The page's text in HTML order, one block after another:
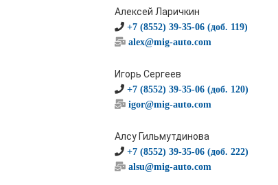
Алексей Ларичкин
+7 (8552) 39-35-06 (доб. 119)
alex@mig-auto.com
Игорь Сергеев
+7 (8552) 39-35-06 (доб. 120)
igor@mig-auto.com
Алсу Гильмутдинова
+7 (8552) 39-35-06 (доб. 222)
alsu@mig-auto.com